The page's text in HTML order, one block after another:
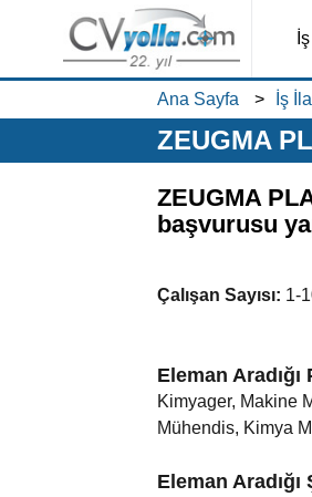
Ana Sayfa İş
ZEUGMA
ZEUGMA
başvurusu
Çalışan Sayısı: 1-
Eleman
Kimyager, Makine
Mühendis, Kimya
Eleman Aradığı